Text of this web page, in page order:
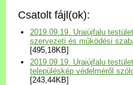
Választási információk
Versenyképes Járások
Program
Csatolt fájl(ok):
2019.09.19. Uraiújfalu
szervezeti és működési
[495,18KB]
2019.09.19. Uraiújfalu
településkép védelméről
[243,44KB]